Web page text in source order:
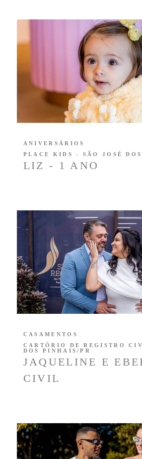
LIZ - 1 ANO
ANIVERSÁRIOS
PLACE KIDS - SÃO JOSÉ
JAQUELINE E
CIVIL
CASAMENTOS
CARTÓRIO DE REGISTRO
DOS PINHAIS/PR